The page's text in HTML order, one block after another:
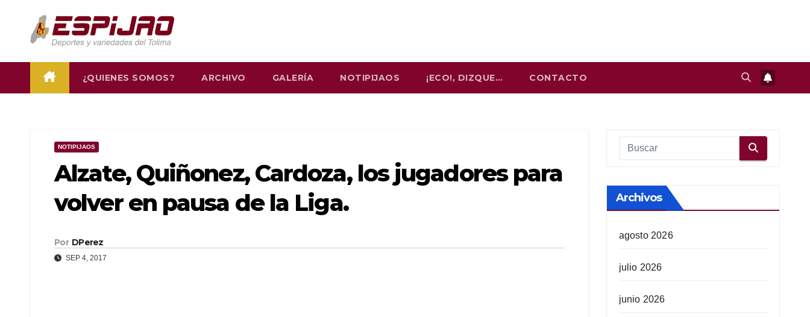
contenido
¿QUIENES SOMOS? ARCHIVO GALERÍA NOTIPIJAOS ¡ECO!, DIZQUE… CONTACTO
NOTIPIJAOS
Alzate, Quiñonez, Cardoza, los jugadores para
volver en pausa de la Liga.
Por DPerez
SEP 4, 2017
Archivos
agosto 2026
julio 2026
junio 2026